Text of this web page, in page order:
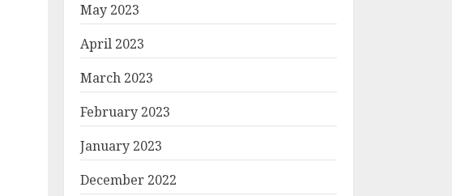
May 2023
April 2023
March 2023
February 2023
January 2023
December 2022